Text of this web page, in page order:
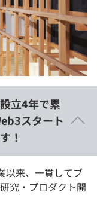
立4年で累
スタート
！
以来、一貫してブ
究・プロダクト開